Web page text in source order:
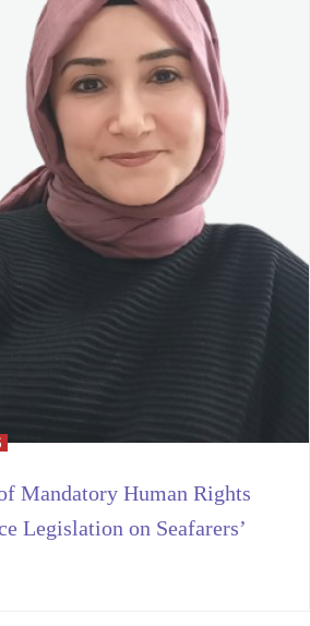
Mandatory Human Rights
Legislation on Seafarers’